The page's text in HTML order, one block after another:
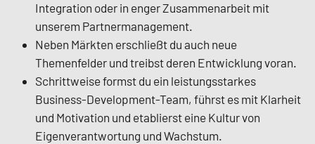
Integration oder in enger Zusammenarbeit mit
unserem Partnermanagement.
Neben Märkten erschließt du auch neue
Themenfelder und treibst deren Entwicklung voran.
Schrittweise formst du ein leistungsstarkes
Business-Development-Team, führst es mit Klarheit
und Motivation und etablierst eine Kultur von
Eigenverantwortung und Wachstum.